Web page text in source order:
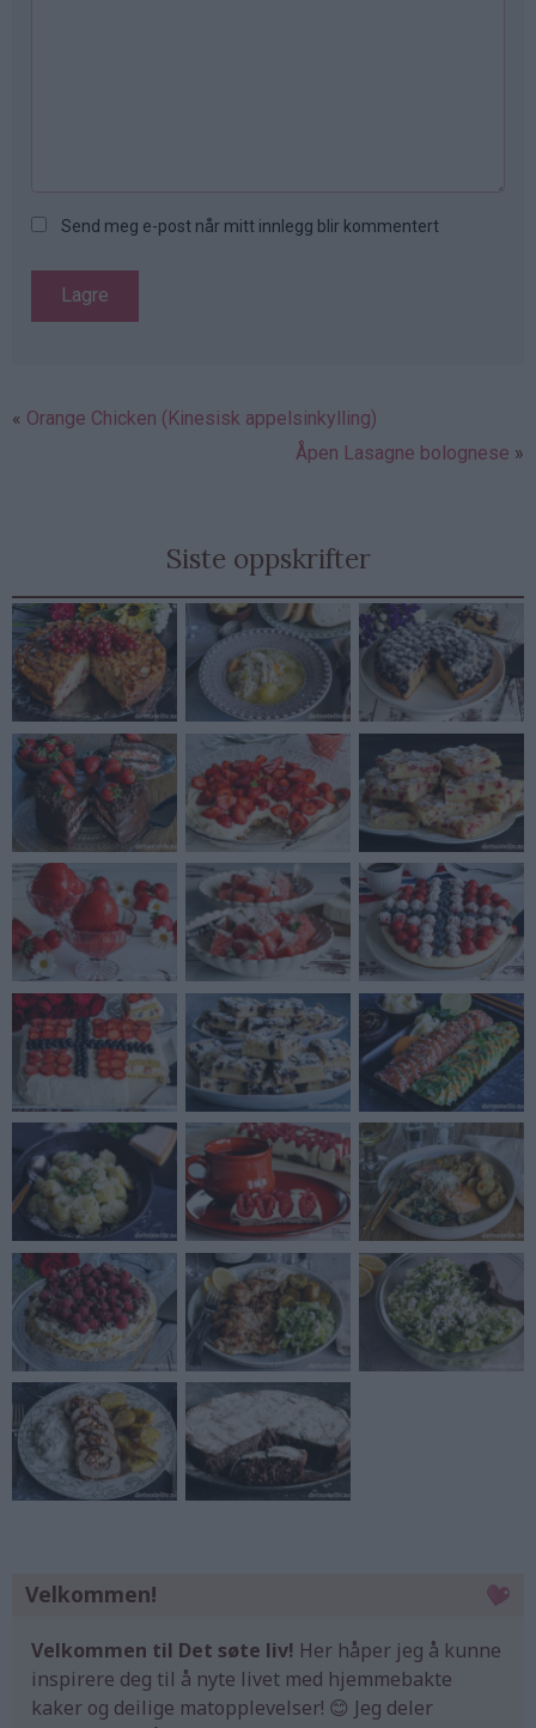
Send meg e-post når mitt innlegg blir kommentert
Orange Chicken (Kinesisk appelsinkylling)
Åpen Lasagne bolognese
Siste oppskrifter
Velkommen!
Velkommen til Det søte liv! Her håper jeg å kunne
inspirere deg til å nyte livet med hjemmebakte
kaker og deilige matopplevelser! 😊 Jeg deler